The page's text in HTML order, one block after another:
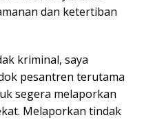
dan ketertiban
kriminal, saya
pesantren terutama
segera melaporkan
Melaporkan tindak